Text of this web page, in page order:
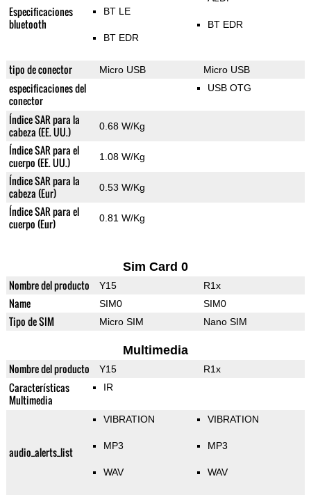
Especificaciones
bluetooth
BT LE
BT EDR
BT EDR
tipo de conector Micro USB Micro USB
especificaciones del
conector
USB OTG
Índice SAR para la
cabeza (EE. UU.)
0.68 W/Kg
Índice SAR para el
cuerpo (EE. UU.)
1.08 W/Kg
Índice SAR para la
cabeza (Eur)
0.53 W/Kg
Índice SAR para el
cuerpo (Eur)
0.81 W/Kg
Sim Card 0
Nombre del producto Y15 R1x
Name SIM0 SIM0
Tipo de SIM Micro SIM Nano SIM
Multimedia
Nombre del producto Y15 R1x
Características
Multimedia
IR
audio_alerts_list
VIBRATION
MP3
WAV
VIBRATION
MP3
WAV